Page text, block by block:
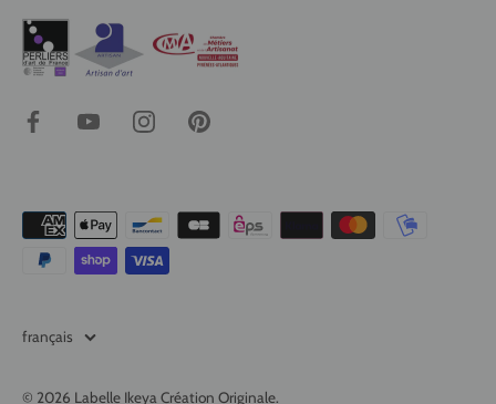
Langue
français
© 2026 Labelle Ikeya Création Originale.